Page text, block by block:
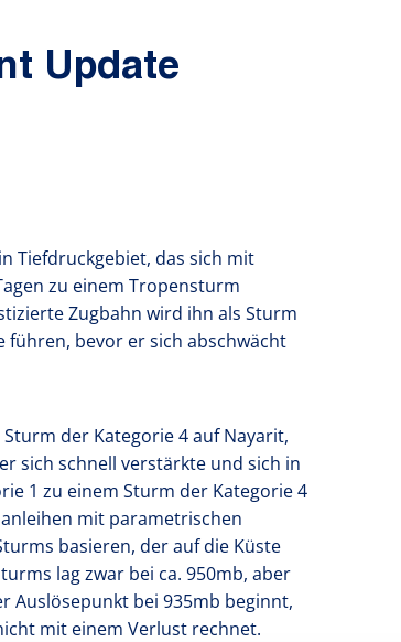
Update
Tiefdruckgebiet, das sich mit
zu einem Tropensturm
Zugbahn wird ihn als Sturm
führen, bevor er sich abschwächt
der Kategorie 4 auf Nayarit,
sich schnell verstärkte und sich in
1 zu einem Sturm der Kategorie 4
mit parametrischen
basieren, der auf die Küste
lag zwar bei ca. 950mb, aber
Auslösepunkt bei 935mb beginnt,
mit einem Verlust rechnet.